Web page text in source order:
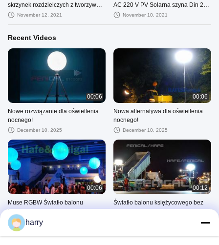
skrzynek rozdzielczych z tworzywa
sztucznego
November 12, 2021
AC 220 V PV Solarna szyna Din 2P
63A Silnik o podwójnej mocy
November 10, 2021
Recent Videos
00:06
Nowe rozwiązanie dla oświetlenia
nocnego!
December 10, 2025
00:06
Nowa alternatywa dla oświetlenia
nocnego!
December 10, 2025
00:06
Muse RGBW Światło balonu
księżycowego 800W, 54,000LM do
oświetlania wspaniałych chwil na
weselach i wystawach
December 10, 2025
00:12
Światło balonu księżycowego bez
harry